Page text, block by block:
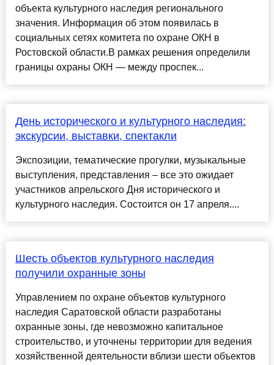
объекта культурного наследия регионального
значения. Информация об этом появилась в
социальных сетях комитета по охране ОКН в
Ростовской области.В рамках решения определили
границы охраны ОКН — между проспек...
День исторического и культурного наследия:
экскурсии, выставки, спектакли
Экспозиции, тематические прогулки, музыкальные
выступления, представления – все это ожидает
участников апрельского Дня исторического и
культурного наследия. Состоится он 17 апреля....
Шесть объектов культурного наследия
получили охранные зоны
Управлением по охране объектов культурного
наследия Саратовской области разработаны
охранные зоны, где невозможно капитальное
строительство, и уточнены территории для ведения
хозяйственной деятельности вблизи шести объектов